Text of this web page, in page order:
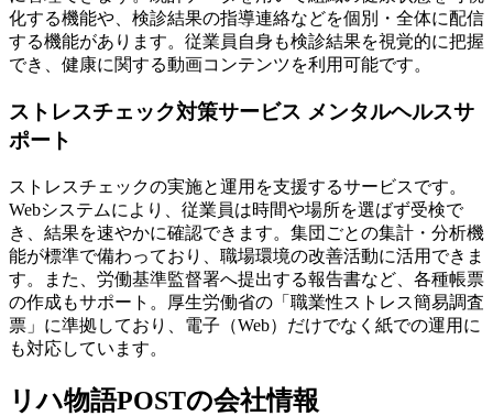
化する機能や、検診結果の指導連絡などを個別・全体に配信
する機能があります。従業員自身も検診結果を視覚的に把握
でき、健康に関する動画コンテンツを利用可能です。
ストレスチェック対策サービス メンタルヘルスサ
ポート
ストレスチェックの実施と運用を支援するサービスです。
Webシステムにより、従業員は時間や場所を選ばず受検で
き、結果を速やかに確認できます。集団ごとの集計・分析機
能が標準で備わっており、職場環境の改善活動に活用できま
す。また、労働基準監督署へ提出する報告書など、各種帳票
の作成もサポート。厚生労働省の「職業性ストレス簡易調査
票」に準拠しており、電子（Web）だけでなく紙での運用に
も対応しています。
リハ物語POSTの会社情報